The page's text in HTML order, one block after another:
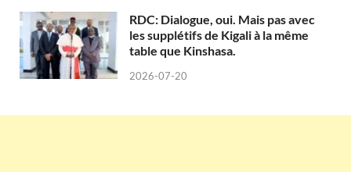
RDC: Dialogue, oui. Mais pas avec
les supplétifs de Kigali à la même
table que Kinshasa.
2026-07-20